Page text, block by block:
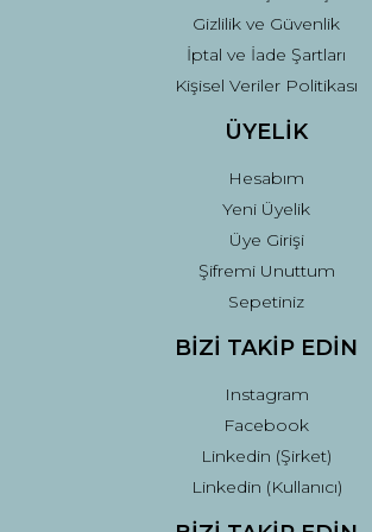
Gizlilik ve Güvenlik
İptal ve İade Şartları
Kişisel Veriler Politikası
ÜYELİK
Hesabım
Yeni Üyelik
Üye Girişi
Şifremi Unuttum
Sepetiniz
BİZİ TAKİP EDİN
Instagram
Facebook
Linkedin (Şirket)
Linkedin (Kullanıcı)